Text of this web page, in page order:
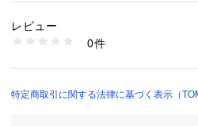
りシックな印象でお召しいただけま
シャツスタイルできれいめにも、T
洗濯：洗濯不可、漂白不可、アイロン仕
ットクリーニング不可
い
34046104009 （ショップ）
レビュー
0件
特定商取引に関する法律に基づく表示（